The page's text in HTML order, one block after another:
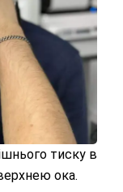
тиску в
ока.